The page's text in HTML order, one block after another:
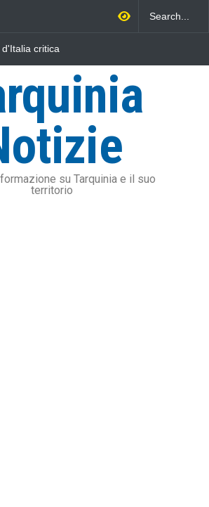
della Tuscia e
uniti nella difesa del
su Tarquinia e il suo
territorio